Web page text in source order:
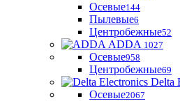
Осевые144
Пылевые6
Центробежные52
ADDA 1027
Осевые958
Центробежные69
Delta
Осевые2067